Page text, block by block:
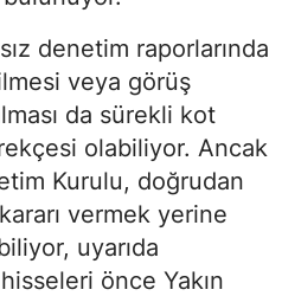
denetim raporlarında
veya görüş
da sürekli kot
olabiliyor. Ancak
Kurulu, doğrudan
vermek yerine
uyarıda
önce Yakın